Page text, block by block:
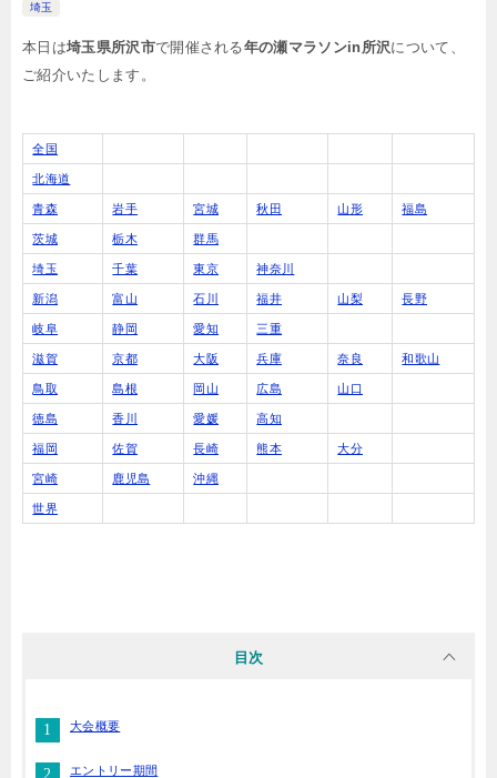
埼玉
本日は埼玉県所沢市で開催される年の瀬マラソンin所沢について、
ご紹介いたします。
全国
北海道
青森 岩手 宮城 秋田 山形 福島
茨城 栃木 群馬
埼玉 千葉 東京 神奈川
新潟 富山 石川 福井 山梨 長野
岐阜 静岡 愛知 三重
滋賀 京都 大阪 兵庫 奈良 和歌山
鳥取 島根 岡山 広島 山口
徳島 香川 愛媛 高知
福岡 佐賀 長崎 熊本 大分
宮崎 鹿児島 沖縄
世界
目次
大会概要
エントリー期間